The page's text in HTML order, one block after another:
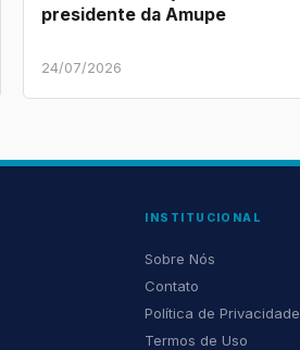
presidente da Amupe
24/07/2026
INSTITUCIONAL
Sobre Nós
Contato
Política de Privacidade
Termos de Uso